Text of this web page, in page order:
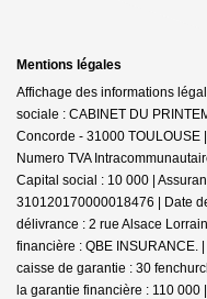
Mentions légales
Affichage des informations
sociale : CABINET DU
Concorde - 31000 TOULOUSE
Numero TVA
Capital social : 10 000 |
310120170000018476 | Date
délivrance : 2 rue Alsace
financière : QBE INSURANCE.
caisse de garantie : 30
la garantie financière : 110 000